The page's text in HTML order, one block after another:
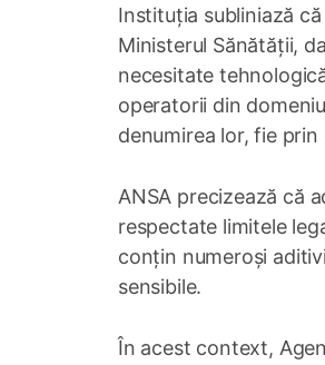
Instituția subliniază
Ministerul Sănătății,
necesitate
operatorii din
denumirea lor, fie prin
ANSA precizează că
respectate limitele
conțin numeroși
sensibile.
În acest context,